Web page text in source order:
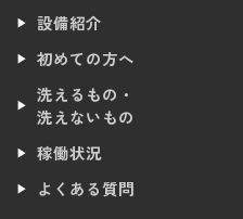
設備紹介
初めての方へ
洗えるもの・
洗えないもの
稼働状況
よくある質問